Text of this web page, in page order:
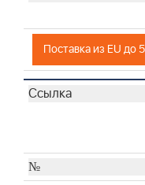
Поставка из EU до